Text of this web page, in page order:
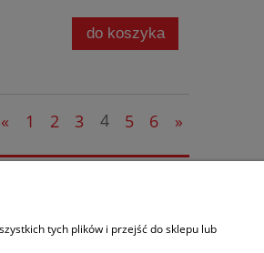
do koszyka
« 1 2 3 4 5 6 »
tych plików i przejść do sklepu lub